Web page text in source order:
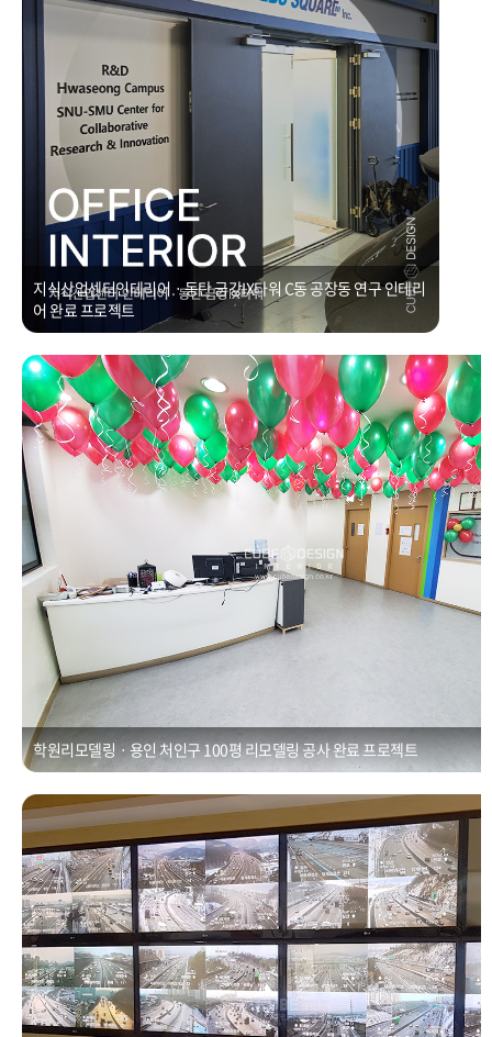
지식산업센터인테리어ㆍ동탄 금강IX타워 C동 공장동 연구 인테리
어 완료 프로젝트
학원리모델링ㆍ용인 처인구 100평 리모델링 공사
Posted on 2021년 1월 1일byCUBEDESIGN
학원리모델링ㆍ용인 처인구 100평 리모델링 공사 완료 프로젝트
한국도로공사 수도권지사 아트월 현황판 사무실인테리어
Posted on2021년 1월 1일 byCUBEDESIGN